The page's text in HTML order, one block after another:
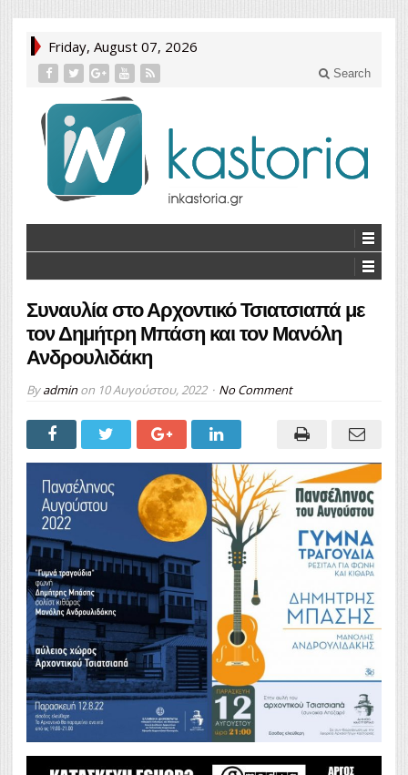
Friday, August 07, 2026
Search
Συναυλία στο Αρχοντικό Τσιατσιαπά με
τον Δημήτρη Μπάση και τον Μανόλη
Ανδρουλιδάκη
Byadminon 10 Αυγούστου, 2022 No Comment